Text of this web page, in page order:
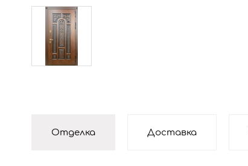
Отделка Доставка